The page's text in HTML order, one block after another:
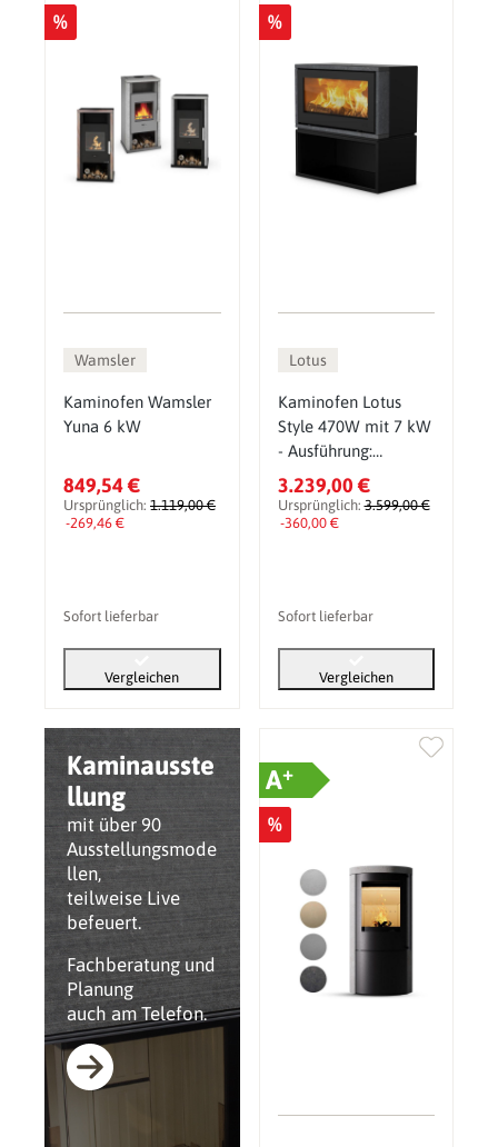
Kaminausste
llung
mit über 90
Ausstellungsmode
llen,
teilweise Live
befeuert.
Fachberatung und
Planung
auch am Telefon.
%
Wamsler
Kaminofen Wamsler
Yuna 6 kW
849,54 €
Ursprünglich: 1.119,00 €
-269,46 €
Sofort lieferbar
Vergleichen
%
Lotus
Kaminofen Lotus
Style 470W mit 7 kW
- Ausführung:
Speckstein
3.239,00 €
Ursprünglich:3.599,00 €
-360,00 €
Sofort lieferbar
Vergleichen
A+
%